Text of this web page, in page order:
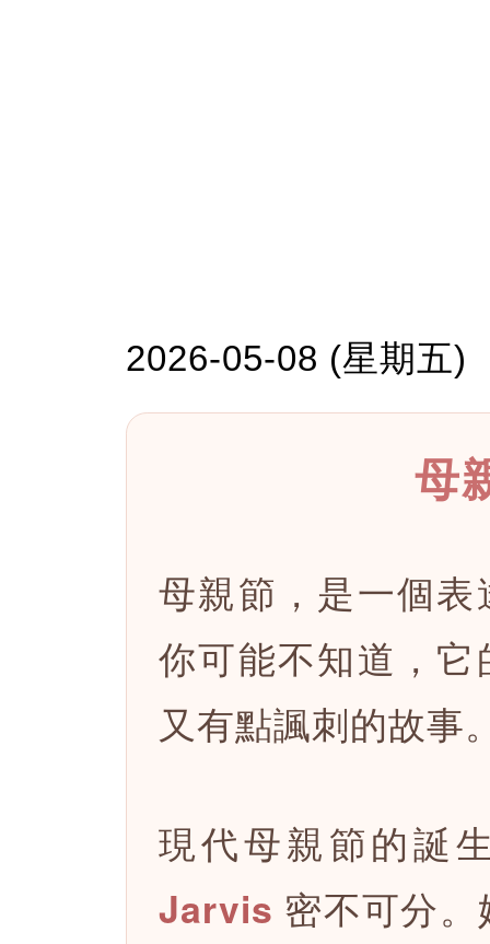
2026-05-08 (星期五)
母
母親節，是一個
你可能不知道，
又有點諷刺的故事
現代母親節的誕
Jarvis 密不可分